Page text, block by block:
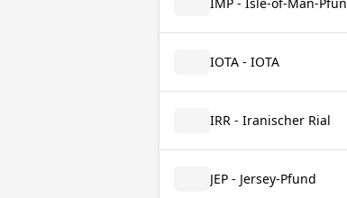
IOTA - IOTA
IRR - Iranischer Rial
JEP - Jersey-Pfund